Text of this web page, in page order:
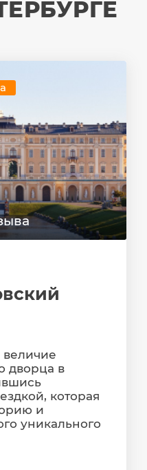
величие
дворца в
которая
и
уникального